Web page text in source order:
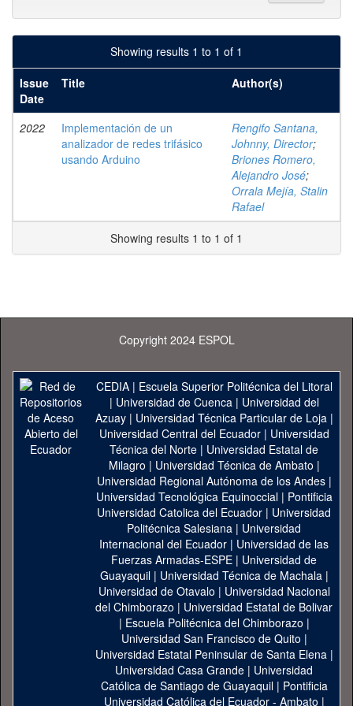
Showing results 1 to 1 of 1
Issue
Date
Title Author(s)
2022
Implementación de un
analizador de redes trifásico
usando Arduino
Rengifo Santana,
Johnny, Director;
Briones Romero,
Alejandro José;
Orrala Mejía, Stalin
Rafael
Showing results 1 to 1 of 1
Copyright 2024 ESPOL
CEDIA| Escuela Superior Politécnica del Litoral
| Universidad de Cuenca| Universidad del
Azuay| Universidad Técnica Particular de Loja|
Universidad Central del Ecuador| Universidad
Técnica del Norte | Universidad Estatal de
Milagro | Universidad Técnica de Ambato |
Universidad Regional Autónoma de los Andes|
Universidad Tecnológica Equinoccial| Pontificia
Universidad Catolica del Ecuador | Universidad
Politécnica Salesiana | Universidad
Internacional del Ecuador | Universidad de las
Fuerzas Armadas-ESPE | Universidad de
Guayaquil| Universidad Técnica de Machala|
Universidad de Otavalo | Universidad Nacional
del Chimborazo | Universidad Estatal de Bolivar
| Escuela Politécnica del Chimborazo |
Universidad San Francisco de Quito |
Universidad Estatal Peninsular de Santa Elena|
Universidad Casa Grande | Universidad
Católica de Santiago de Guayaquil| Pontificia
Universidad Católica del Ecuador - Ambato |